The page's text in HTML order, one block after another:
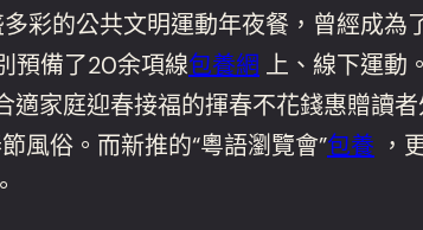
彩的公共文明運動年夜餐，曾經成為
預備了20余項線包養網 上、線下運動
家庭迎春接福的揮春不花錢惠贈讀
風俗。而新推的“粵語瀏覽會”包養 ，